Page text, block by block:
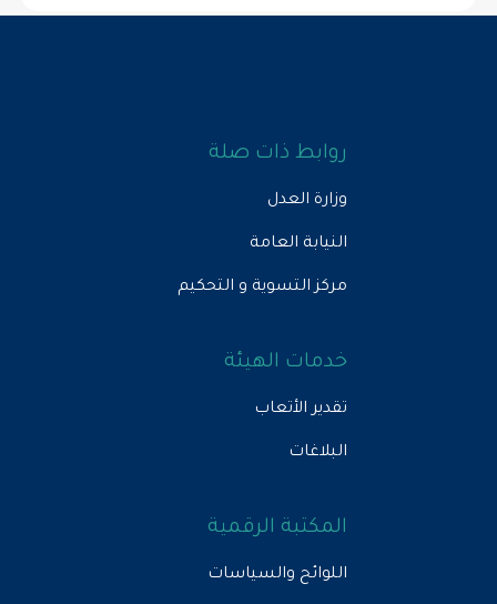
روابط ذات صلة
وزارة العدل
النيابة العامة
مركز التسوية و التحكيم
خدمات الهيئة
تقدير الأتعاب
البلاغات
المكتبة الرقمية
اللوائح والسياسات